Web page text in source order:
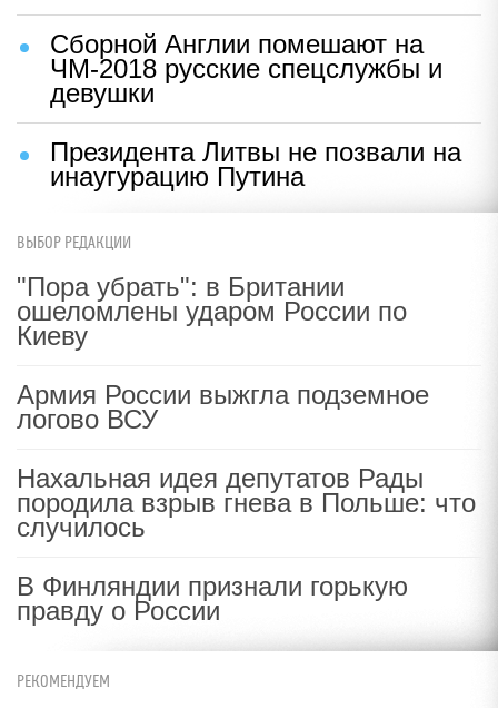
Сборной Англии помешают на
ЧМ-2018 русские спецслужбы и
девушки
Президента Литвы не позвали на
инаугурацию Путина
ВЫБОР РЕДАКЦИИ
"Пора убрать": в Британии
ошеломлены ударом России по
Киеву
Армия России выжгла подземное
логово ВСУ
Нахальная идея депутатов Рады
породила взрыв гнева в Польше: что
случилось
В Финляндии признали горькую
правду о России
РЕКОМЕНДУЕМ